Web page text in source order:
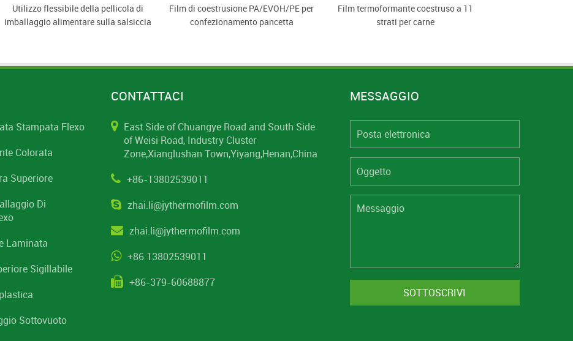
Utilizzo flessibile della pellicola di
imballaggio alimentare sulla salsiccia
Film di coestrusione PA/EVOH/PE per
confezionamento pancetta
Film termoformante coestruso a 11
strati per carne
Stampata Flexo
Colorata
Superiore
Di
Laminata
Sigillabile
Sottovuoto
CONTATTACI
East Side of Chuangye Road and South Side
of Weisi Road, Industry Cluster
Zone,Xianglushan Town,Yiyang,Henan,China
+86-13802539011
zhai.li@jythermofilm.com
zhai.li@jythermofilm.com
+86 13802539011
+86-379-60688877
MESSAGGIO